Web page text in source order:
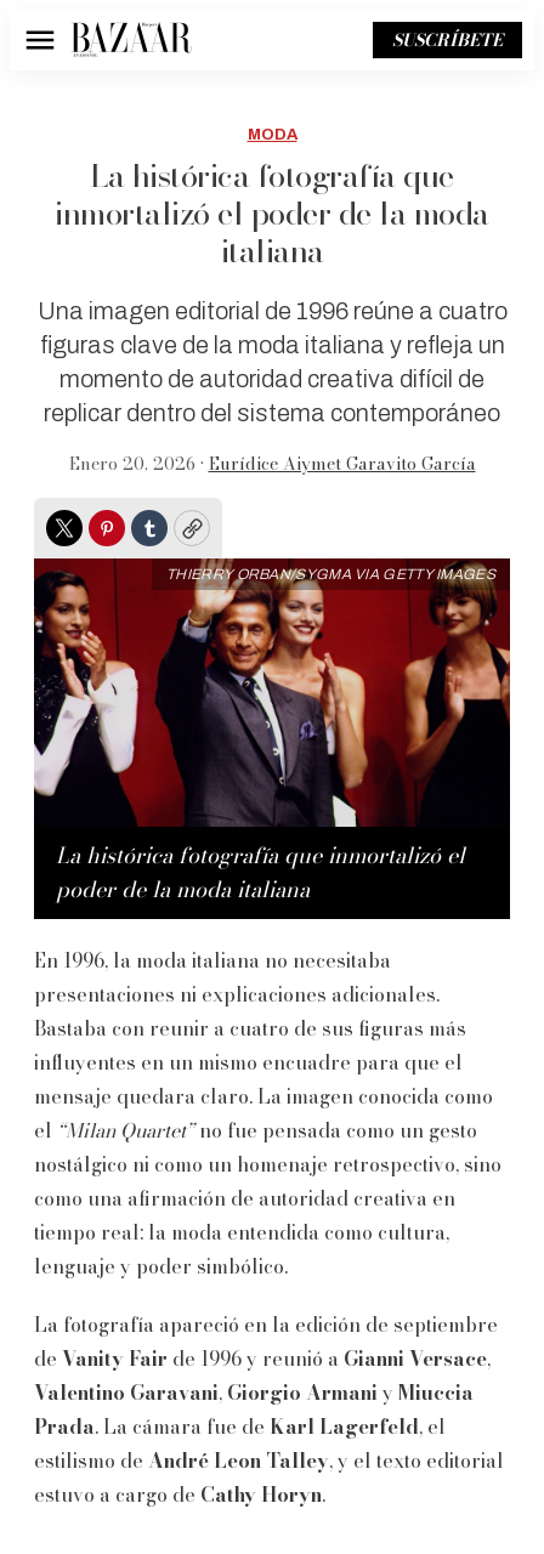
Menú SUSCRÍBETE
MODA
La histórica fotografía que
inmortalizó el poder de la moda
italiana
Una imagen editorial de 1996 reúne a cuatro
figuras clave de la moda italiana y refleja un
momento de autoridad creativa difícil de
replicar dentro del sistema contemporáneo
Enero 20, 2026 • Eurídice Aiymet Garavito García
TwitterPinterest
TumblrCopy
La histórica fotografía que inmortalizó el
poder de la moda italiana
THIERRY ORBAN/SYGMA VIA GETTY IMAGES
En 1996, la moda italiana no necesitaba
presentaciones ni explicaciones adicionales.
Bastaba con reunir a cuatro de sus figuras más
influyentes en un mismo encuadre para que el
mensaje quedara claro. La imagen conocida como
el “Milan Quartet”no fue pensada como un gesto
nostálgico ni como un homenaje retrospectivo, sino
como una afirmación de autoridad creativa en
tiempo real: la moda entendida como cultura,
lenguaje y poder simbólico.
La fotografía apareció en la edición de septiembre
de Vanity Fair de 1996 y reunió a Gianni Versace,
Valentino Garavani, Giorgio Armani y Miuccia
Prada. La cámara fue de Karl Lagerfeld, el
estilismo de André Leon Talley, y el texto editorial
estuvo a cargo de Cathy Horyn.